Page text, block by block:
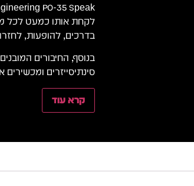
בדרכים, להופעות,
סינתיסייזרים
קרא עוד